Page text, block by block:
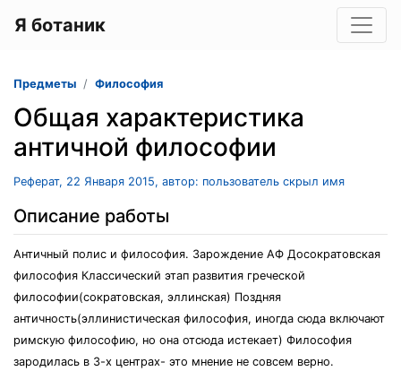
Я ботаник
Предметы Философия
Общая характеристика
античной философии
Реферат, 22 Января 2015, автор: пользователь скрыл имя
Описание работы
Античный полис и философия. Зарождение АФ Досократовская
философия Классический этап развития греческой
философии(сократовская, эллинская) Поздняя
античность(эллинистическая философия, иногда сюда включают
римскую философию, но она отсюда истекает) Философия
зародилась в 3-х центрах- это мнение не совсем верно.